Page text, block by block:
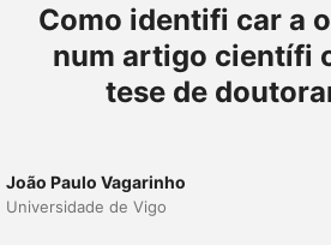
Como identifi car a
num artigo científi
tese de
João Paulo Vagarinho
Universidade de Vigo